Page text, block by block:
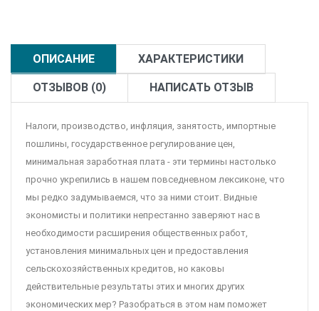
ОПИСАНИЕ ХАРАКТЕРИСТИКИ
ОТЗЫВОВ (0) НАПИСАТЬ ОТЗЫВ
Налоги, производство, инфляция, занятость, импортные
пошлины, государственное регулирование цен,
минимальная заработная плата - эти термины настолько
прочно укрепились в нашем повседневном лексиконе, что
мы редко задумываемся, что за ними стоит. Видные
экономисты и политики непрестанно заверяют нас в
необходимости расширения общественных работ,
установления минимальных цен и предоставления
сельскохозяйственных кредитов, но каковы
действительные результаты этих и многих других
экономических мер? Разобраться в этом нам поможет